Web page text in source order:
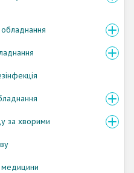
за хворими
медицини